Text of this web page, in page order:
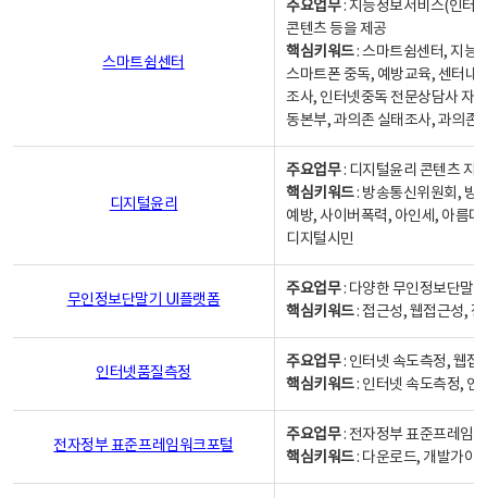
스마트쉼센터
주요업무: 지능정보서비스(인터
콘텐츠 등을 제공
핵심키워드: 스마트쉼센터, 지능
스마트폰 중독, 예방교육, 센터내
조사, 인터넷중독 전문상담사 자
동본부, 과의존 실태조사, 과의존
디지털윤리
주요업무: 디지털윤리 콘텐츠 지
핵심키워드: 방송통신위원회, 방
예방, 사이버폭력, 아인세, 아름
디지털시민
무인정보단말기 UI플랫폼
주요업무: 다양한 무인정보단말
핵심키워드: 접근성, 웹접근성,
인터넷품질측정
주요업무: 인터넷 속도측정, 웹접
핵심키워드: 인터넷 속도측정, 인
전자정부 표준프레임워크포털
주요업무: 전자정부 표준프레임
핵심키워드: 다운로드, 개발가이